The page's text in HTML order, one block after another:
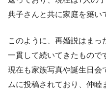
典子さんと共に家庭を築い
このように、再婚説はまっ
一貫して続いてきたもので
現在も家族写真や誕生日会
ムに投稿されており、仲睦